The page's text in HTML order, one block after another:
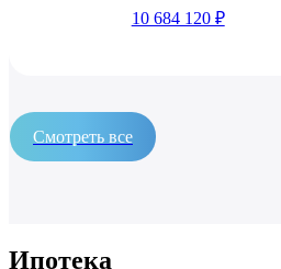
10 684 120 ₽
Смотреть все
Ипотека